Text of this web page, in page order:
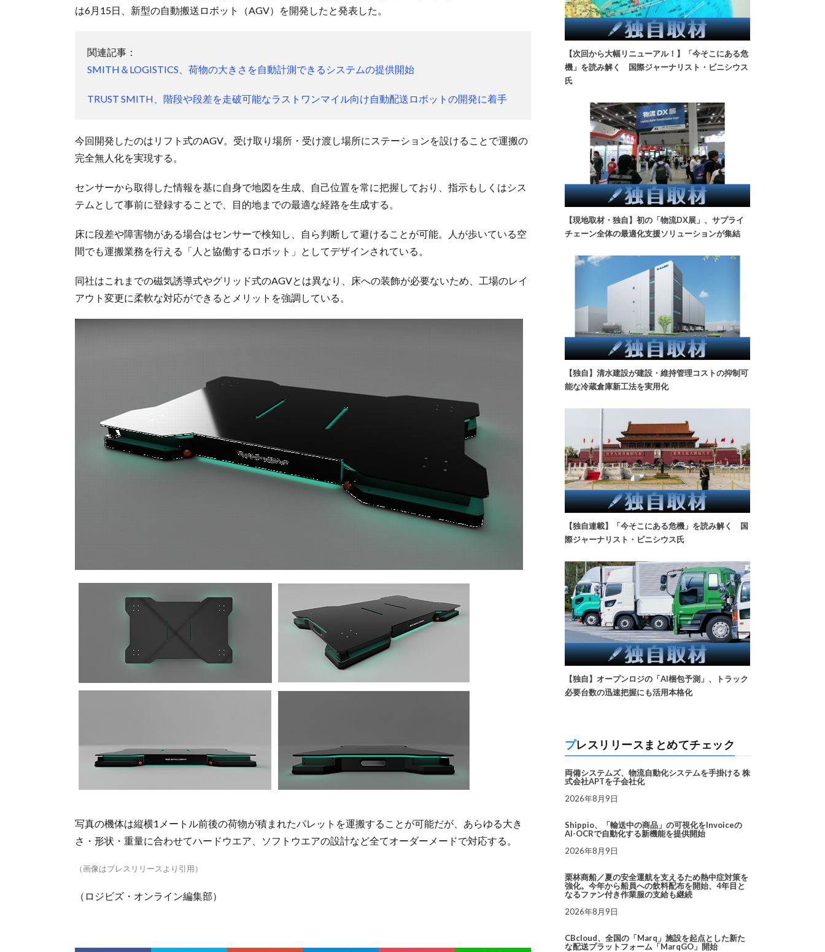
は6月15日、新型の自動搬送ロボット（AGV）を開発したと発表した。
関連記事：
SMITH＆LOGISTICS、荷物の大きさを自動計測できるシステムの提供開始
TRUST SMITH、階段や段差を走破可能なラストワンマイル向け自動配送ロボットの開発に着手
今回開発したのはリフト式のAGV。受け取り場所・受け渡し場所にステーションを設けることで運搬の
完全無人化を実現する。
センサーから取得した情報を基に自身で地図を生成、自己位置を常に把握しており、指示もしくはシス
テムとして事前に登録することで、目的地までの最適な経路を生成する。
床に段差や障害物がある場合はセンサーで検知し、自ら判断して避けることが可能。人が歩いている空
間でも運搬業務を行える「人と協働するロボット」としてデザインされている。
同社はこれまでの磁気誘導式やグリッド式のAGVとは異なり、床への装飾が必要ないため、工場のレイ
アウト変更に柔軟な対応ができるとメリットを強調している。
写真の機体は縦横1メートル前後の荷物が積まれたパレットを運搬することが可能だが、あらゆる大き
さ・形状・重量に合わせてハードウエア、ソフトウエアの設計など全てオーダーメードで対応する。
（画像はプレスリリースより引用）
（ロジビズ・オンライン編集部）
【次回から大幅リニューアル！】「今そこにある危
機」を読み解く 国際ジャーナリスト・ビニシウス
氏
【現地取材・独自】初の「物流DX展」、サプライ
チェーン全体の最適化支援ソリューションが集結
【独自】清水建設が建設・維持管理コストの抑制可
能な冷蔵倉庫新工法を実用化
【独自連載】「今そこにある危機」を読み解く 国
際ジャーナリスト・ビニシウス氏
【独自】オープンロジの「AI梱包予測」、トラック
必要台数の迅速把握にも活用本格化
プレスリリースまとめてチェック
両備システムズ、物流自動化システムを手掛ける 株
式会社APTを子会社化
2026年8月9日
Shippio、「輸送中の商品」の可視化をInvoiceの
AI-OCRで自動化する新機能を提供開始
2026年8月9日
栗林商船／夏の安全運航を支えるため熱中症対策を
強化。今年から船員への飲料配布を開始、4年目と
なるファン付き作業服の支給も継続
2026年8月9日
CBcloud、全国の「Marq」施設を起点とした新た
な配送プラットフォーム「MarqGO」開始